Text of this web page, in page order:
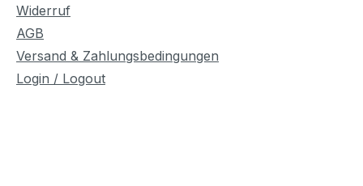
Widerruf
AGB
Versand & Zahlungsbedingungen
Login / Logout